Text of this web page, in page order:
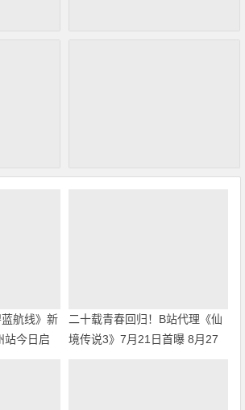
航线》新
站今日启
二十载青春回归！B站代理《仙
境传说3》7月21日首曝 8月27